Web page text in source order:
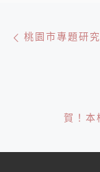
桃園市專題研
賀！本